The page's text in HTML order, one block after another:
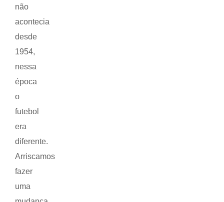
não
acontecia
desde
1954,
nessa
época
o
futebol
era
diferente.
Arriscamos
fazer
uma